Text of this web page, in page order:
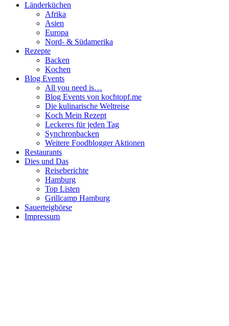
Länderküchen
Afrika
Asien
Europa
Nord- & Südamerika
Rezepte
Backen
Kochen
Blog Events
All you need is…
Blog Events von kochtopf.me
Die kulinarische Weltreise
Koch Mein Rezept
Leckeres für jeden Tag
Synchronbacken
Weitere Foodblogger Aktionen
Restaurants
Dies und Das
Reiseberichte
Hamburg
Top Listen
Grillcamp Hamburg
Sauerteigbörse
Impressum